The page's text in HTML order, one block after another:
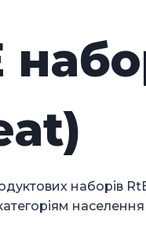
наборів
населення